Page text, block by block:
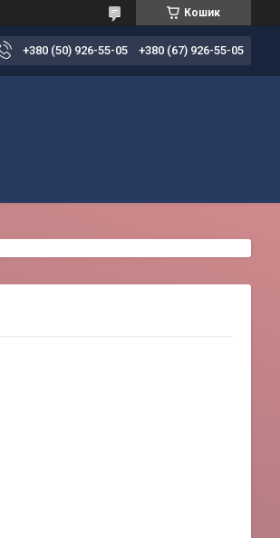
Кошик
+380 (50) 926-55-05 +380 (67) 926-55-05